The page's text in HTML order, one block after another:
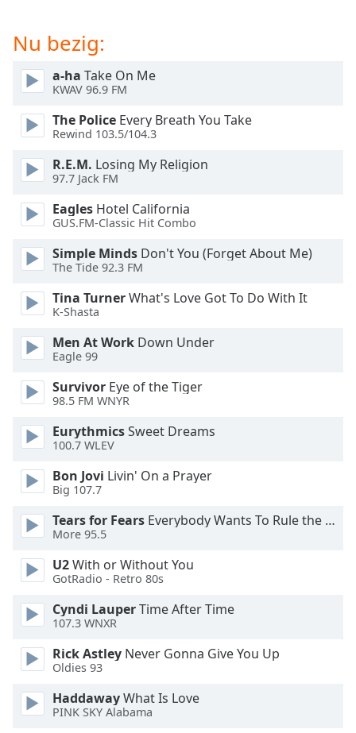
window.
cancel
and
close
window.
Text
Color
Opacity
Text
Color
Opacity
Caption
Background
Color
Opacity
Font
Size
Text
Edge
Nu bezig:
a-ha Take On Me
KWAV 96.9 FM
The Police Every Breath You Take
Rewind 103.5/104.3
R.E.M. Losing My Religion
97.7 Jack FM
Eagles Hotel California
GUS.FM-Classic Hit Combo
Simple Minds Don't You (Forget About Me)
The Tide 92.3 FM
Tina TurnerWhat's Love Got To Do With It
K-Shasta
Men At Work Down Under
Eagle 99
Survivor Eye of the Tiger
98.5 FM WNYR
EurythmicsSweet Dreams
100.7 WLEV
Bon Jovi Livin' On a Prayer
Big 107.7
Tears for Fears Everybody Wants To Rule the World
More 95.5
U2With or Without You
GotRadio - Retro 80s
Cyndi LauperTime After Time
107.3 WNXR
Rick Astley Never Gonna Give You Up
Oldies 93
HaddawayWhat Is Love
PINK SKY Alabama